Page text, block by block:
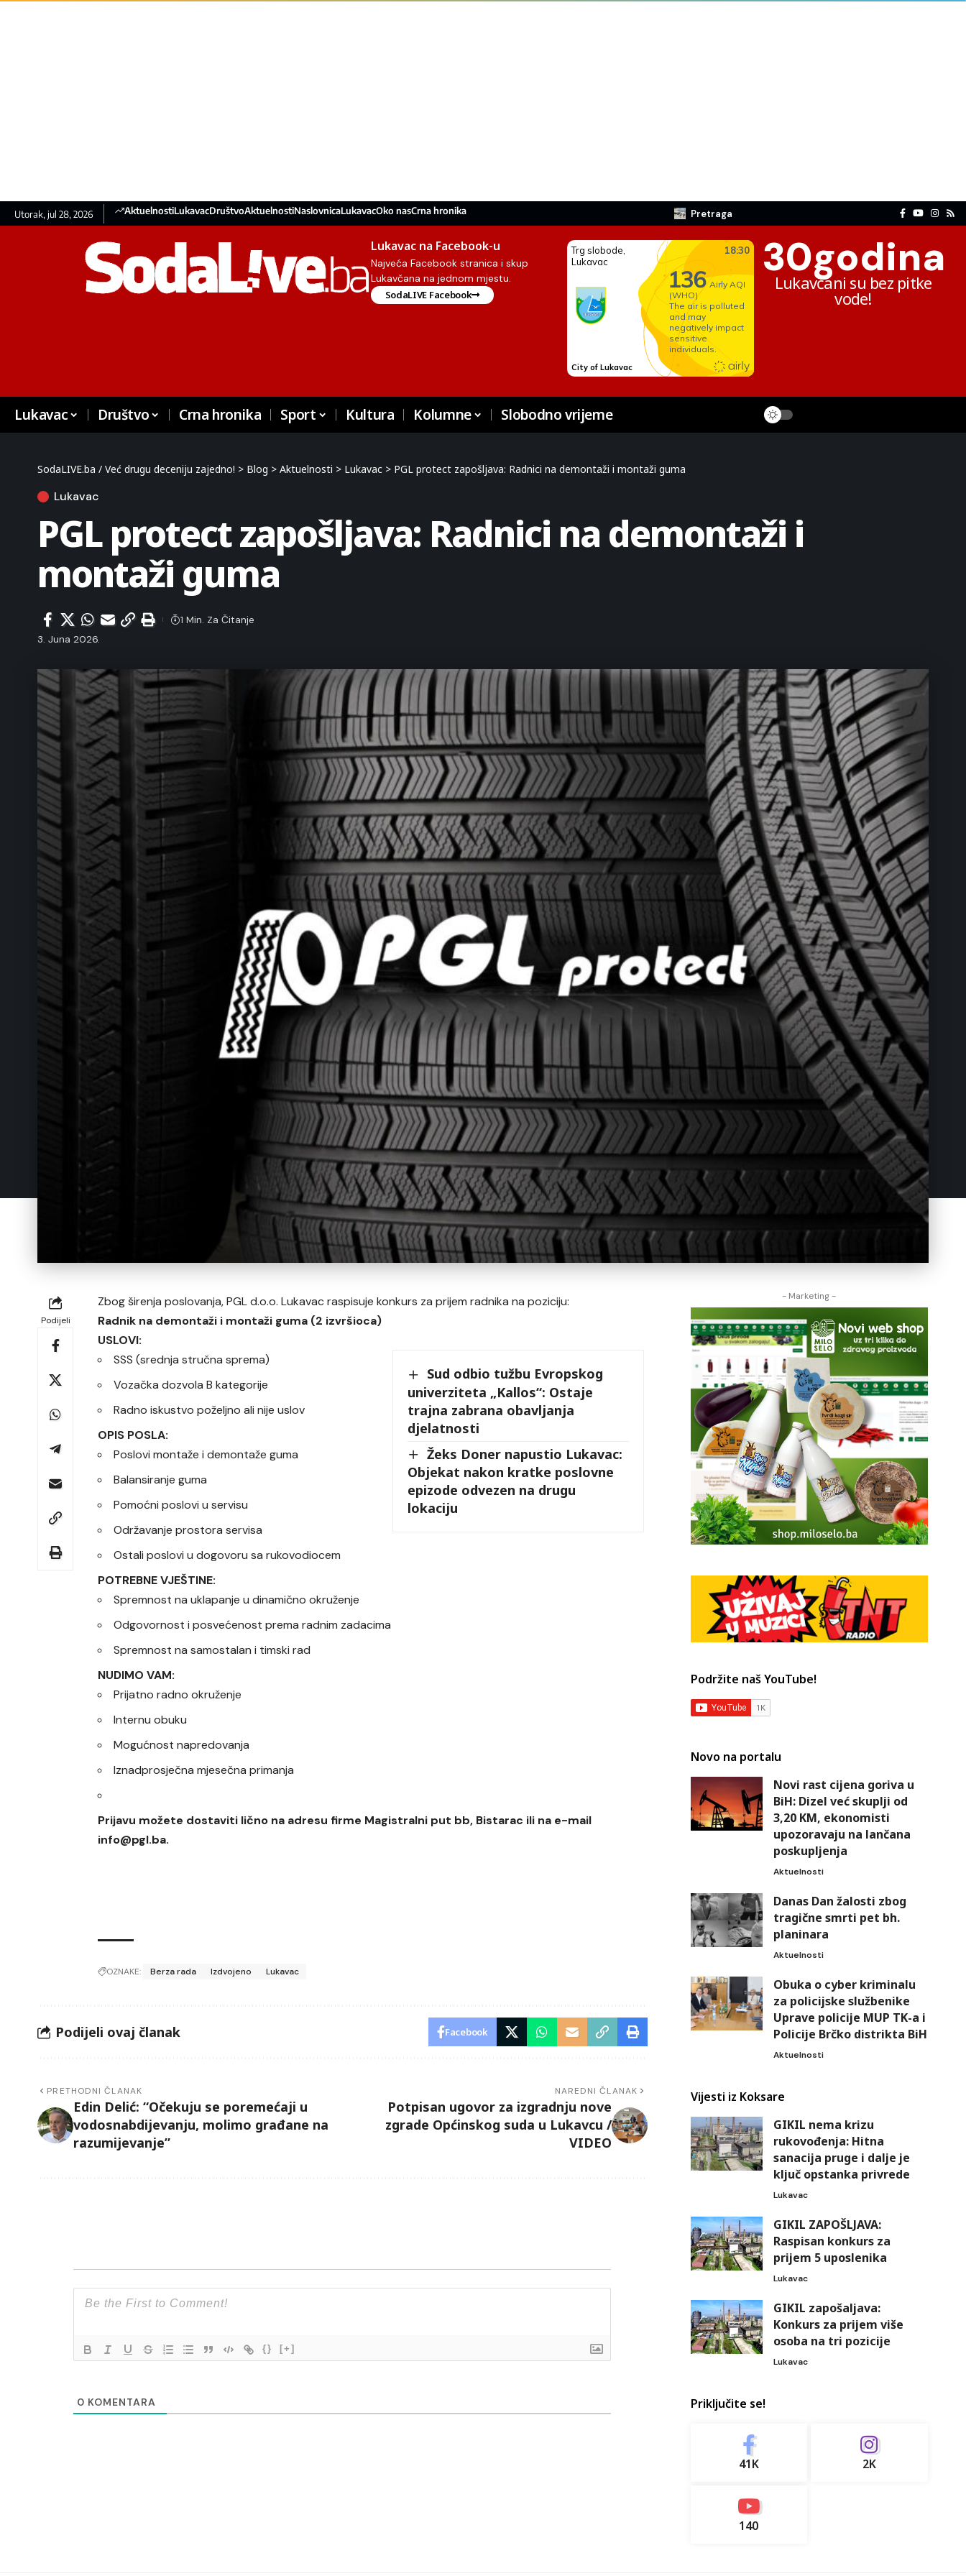
Utorak, jul 28, 2026 AktuelnostiLukavacDruštvoAktuelnostiNaslovnicaLukavacOko nasCrna hronika Pretraga
Lukavac na Facebook-u
Najveća Facebook stranica i skup
Lukavčana na jednom mjestu.
SodaLIVE Facebook
30godina
Lukavčani su bez pitke
vode!
Lukavac Društvo Crna hronika Sport Kultura Kolumne Slobodno vrijeme
SodaLIVE.ba / Već drugu deceniju zajedno! > Blog > Aktuelnosti > Lukavac > PGL protect zapošljava: Radnici na demontaži i montaži guma
Lukavac
PGL protect zapošljava: Radnici na demontaži i
montaži guma
3. Juna 2026.
1 Min. Za Čitanje
Podijeli
Zbog širenja poslovanja, PGL d.o.o. Lukavac raspisuje konkurs za prijem radnika na poziciju:
Radnik na demontaži i montaži guma (2 izvršioca)
USLOVI:
Sud odbio tužbu Evropskog
univerziteta „Kallos“: Ostaje
trajna zabrana obavljanja
djelatnosti
Žeks Doner napustio Lukavac:
Objekat nakon kratke poslovne
epizode odvezen na drugu
lokaciju
SSS (srednja stručna sprema)
Vozačka dozvola B kategorije
Radno iskustvo poželjno ali nije uslov
OPIS POSLA:
Poslovi montaže i demontaže guma
Balansiranje guma
Pomoćni poslovi u servisu
Održavanje prostora servisa
Ostali poslovi u dogovoru sa rukovodiocem
POTREBNE VJEŠTINE:
Spremnost na uklapanje u dinamično okruženje
Odgovornost i posvećenost prema radnim zadacima
Spremnost na samostalan i timski rad
NUDIMO VAM:
Prijatno radno okruženje
Internu obuku
Mogućnost napredovanja
Iznadprosječna mjesečna primanja
Prijavu možete dostaviti lično na adresu firme Magistralni put bb, Bistarac ili na e-mail
info@pgl.ba.
OZNAKE: Berza rada Izdvojeno Lukavac
Podijeli ovaj članak Facebook
PRETHODNI ČLANAK
Edin Delić: “Očekuju se poremećaji u
vodosnabdijevanju, molimo građane na
razumijevanje”
NAREDNI ČLANAK
Potpisan ugovor za izgradnju nove
zgrade Općinskog suda u Lukavcu /
VIDEO
{} [+]
0 KOMENTARA
- Marketing -
Podržite naš YouTube!
Novo na portalu
Novi rast cijena goriva u
BiH: Dizel već skuplji od
3,20 KM, ekonomisti
upozoravaju na lančana
poskupljenja
Aktuelnosti
Danas Dan žalosti zbog
tragične smrti pet bh.
planinara
Aktuelnosti
Obuka o cyber kriminalu
za policijske službenike
Uprave policije MUP TK-a i
Policije Brčko distrikta BiH
Aktuelnosti
Vijesti iz Koksare
GIKIL nema krizu
rukovođenja: Hitna
sanacija pruge i dalje je
ključ opstanka privrede
Lukavac
GIKIL ZAPOŠLJAVA:
Raspisan konkurs za
prijem 5 uposlenika
Lukavac
GIKIL zapošaljava:
Konkurs za prijem više
osoba na tri pozicije
Lukavac
Priključite se!
41K 2K
140